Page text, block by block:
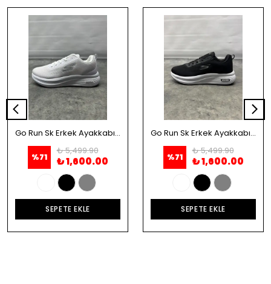
Go Run Sk Erkek Ayakkabı - Beyaz
%71
₺ 5,499.90
₺ 1,600.00
SEPETE EKLE
Go Run Sk Erkek Ayakkabı - Siyah
%71
₺ 5,499.90
₺ 1,600.00
SEPETE EKLE